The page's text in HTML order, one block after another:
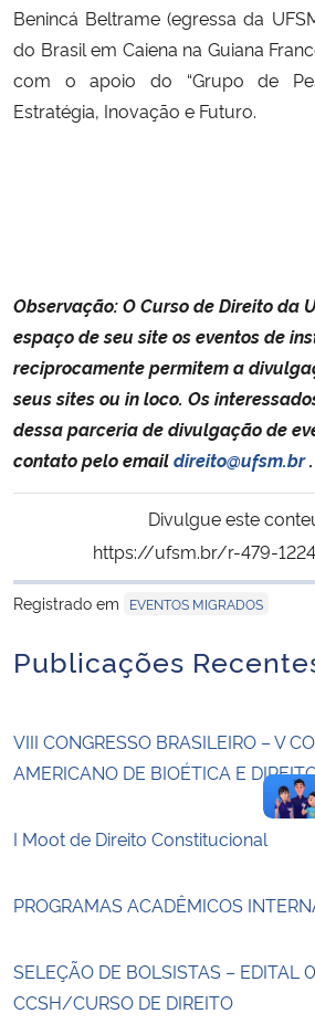
Ministério da Ciência, Tecnologia, Inovações e
Ministério do Meio Ambiente
Secretaria-Geral
Secretaria de Governo
Gabinete de Segurança Institucional
Advocacia-Geral da União
Banco Central do Brasil
Planalto
Benincá Beltrame (egressa da
do Brasil em Caiena na Guiana
com o apoio do “Grupo de
Estratégia, Inovação e Futuro.
Observação: O Curso de Direito da
espaço de seu site os eventos de
reciprocamente permitem a
seus sites ou in loco. Os
dessa parceria de divulgação de
contato pelo emaildireito@ufsm.br.
Divulgue este
https://ufsm.br/r-479-1224
Registrado em
EVENTOS MIGRADOS
Publicações
VIII CONGRESSO BRASILEIRO – V
AMERICANO DE BIOÉTICA E
I Moot de Direito Constitucional
PROGRAMAS ACADÊMICOS
SELEÇÃO DE BOLSISTAS –
CCSH/CURSO DE DIREITO